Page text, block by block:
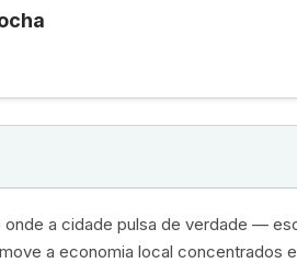
a cidade pulsa de verdade —
a economia local concentrados